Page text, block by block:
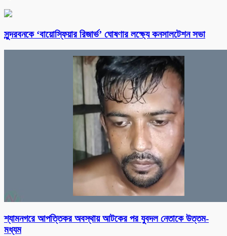
সুন্দরবনকে ‘বায়োস্ফিয়ার রিজার্ভ’ ঘোষণার লক্ষ্যে কনসালটেশন সভা
শ্যামনগরে আপত্তিকর অবস্থায় আটকের পর যুবদল নেতাকে উত্তম-
মধ্যম